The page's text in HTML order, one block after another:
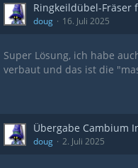
Ringkeildübel-Fräser
doug 16. Juli 2025
Super Lösung, ich habe
verbaut und das ist die
Übergabe Cambium
doug 2. Juli 2025